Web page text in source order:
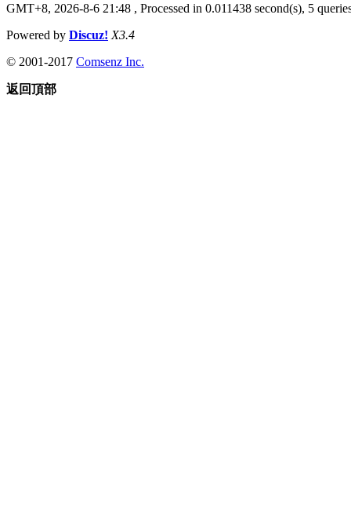
GMT+8, 2026-8-6 21:48 , Processed in 0.011438 second(s), 5
Powered by Discuz! X3.4
© 2001-2017 Comsenz Inc.
返回頂部